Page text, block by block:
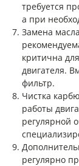
требуется
а при
Замена
критична
двигателя.
фильтр.
Чистка
работы
регулярной
регулярно